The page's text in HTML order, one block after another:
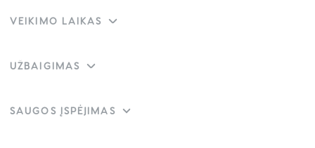
VEIKIMO LAIKAS
UŽBAIGIMAS
SAUGOS ĮSPĖJIMAS